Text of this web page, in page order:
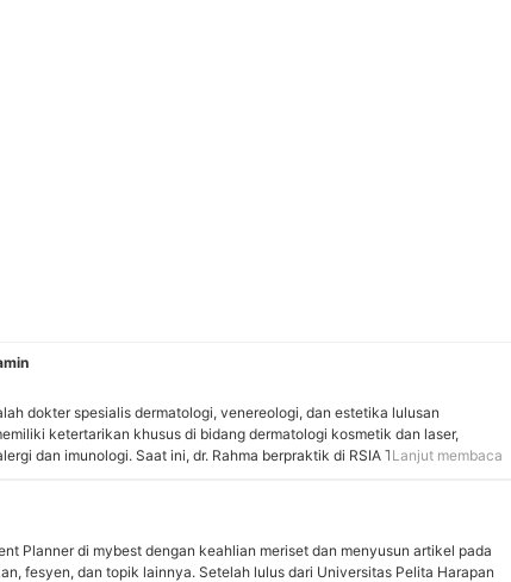
dokter spesialis dermatologi, venereologi, dan estetika lulusan
ketertarikan khusus di bidang dermatologi kosmetik dan laser,
dan imunologi. Saat ini, dr. Rahma berpraktik di RSIA Tambak, ZAP
kulit, informasi treatment, hingga edukasi seputar kesehatan kulit.
gemar membaca dan melakukan kegiatan diving.
Lanjut membaca
Planner di mybest dengan keahlian meriset dan menyusun artikel pada
fesyen, dan topik lainnya. Setelah lulus dari Universitas Pelita Harapan